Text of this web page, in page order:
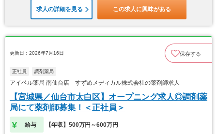
求人の詳細を見る この求人に興味がある
更新日：2026年7月16日 保存する
正社員 調剤薬局
アイベル薬局 南仙台店 すずめメディカル株式会社の薬剤師求人
【宮城県／仙台市太白区】オープニング求人◎調剤薬
局にて薬剤師募集！＜正社員＞
給与 【年収】500万円～600万円